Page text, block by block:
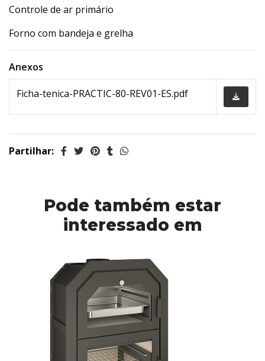
Controle de ar primário
Forno com bandeja e grelha
Anexos
Ficha-tenica-PRACTIC-80-REV01-ES.pdf
Partilhar:
Pode também estar
interessado em